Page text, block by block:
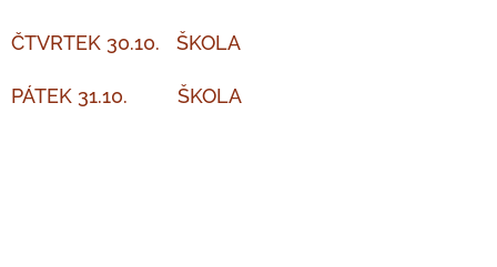
ČTVRTEK 30.10. ŠKOLA
PÁTEK 31.10. ŠKOLA